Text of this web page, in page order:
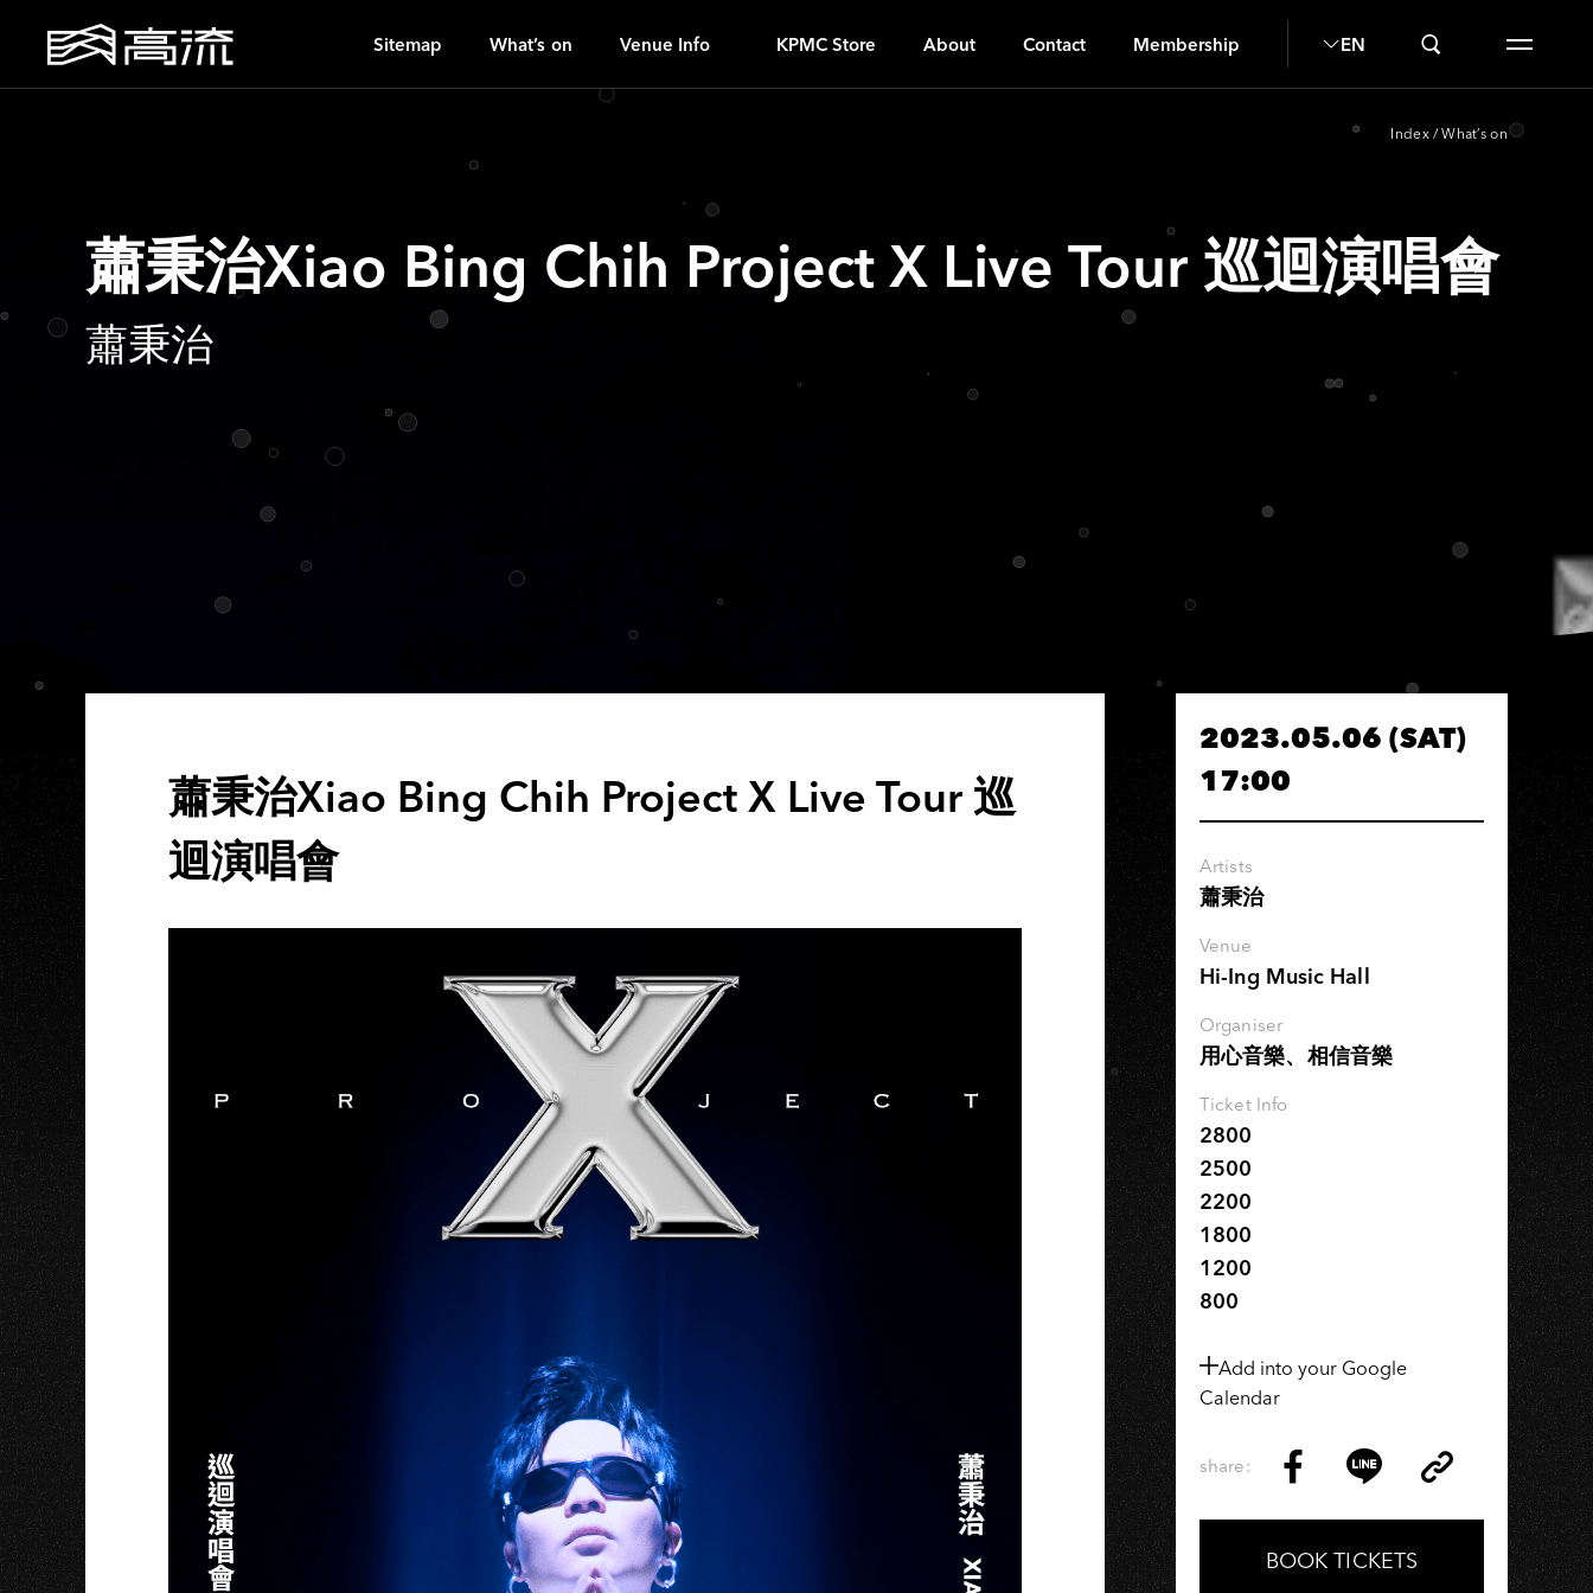
Sitemap What’s on Venue Info KPMC Store About Contact Membership EN
Index / What’s on
蕭秉治Xiao Bing Chih Project X Live Tour 巡迴演唱會
蕭秉治
蕭秉治Xiao Bing Chih Project X Live Tour 巡
迴演唱會
2023.05.06 (SAT)
17:00
Artists
蕭秉治
Venue
Hi-Ing Music Hall
Organiser
用心音樂、相信音樂
Ticket Info
2800
2500
2200
1800
1200
800
Add into your Google
Calendar
share:
on
Facebook
on
LINE
Link
Copy
BOOK TICKETS